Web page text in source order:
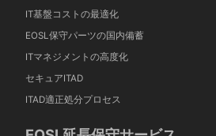
IT基盤コストの最適化
EOSL保守パーツの国内備蓄
ITマネジメントの高度化
セキュアITAD
ITAD適正処分プロセス